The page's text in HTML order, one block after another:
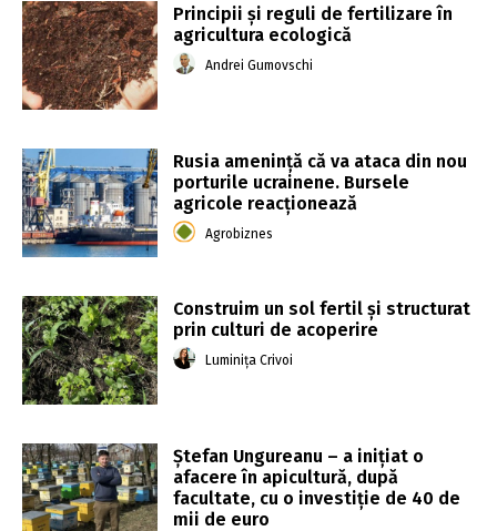
Principii și reguli de fertilizare în
agricultura ecologică
Andrei Gumovschi
Rusia amenință că va ataca din nou
porturile ucrainene. Bursele
agricole reacționează
Agrobiznes
Construim un sol fertil și structurat
prin culturi de acoperire
Luminița Crivoi
Ștefan Ungureanu – a inițiat o
afacere în apicultură, după
facultate, cu o investiție de 40 de
mii de euro